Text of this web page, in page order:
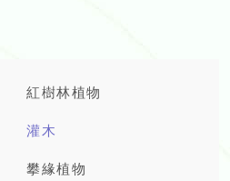
紅樹林植物
灌木
攀緣植物